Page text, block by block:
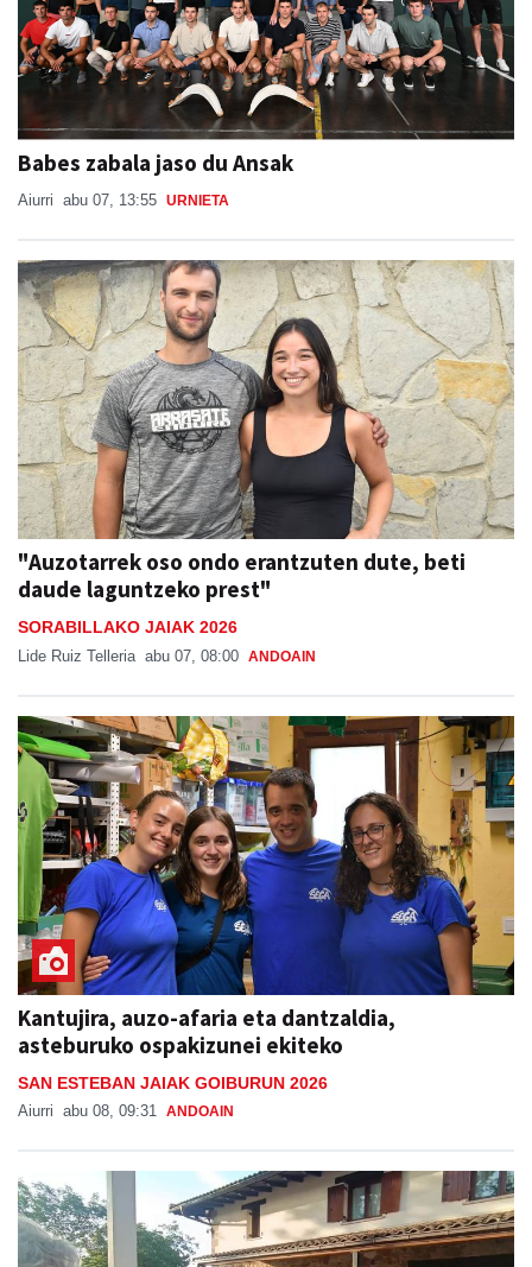
Babes zabala jaso du Ansak
Aiurri abu 07, 13:55 URNIETA
"Auzotarrek oso ondo erantzuten dute, beti
daude laguntzeko prest"
SORABILLAKO JAIAK 2026
Lide Ruiz Telleria abu 07, 08:00 ANDOAIN
Kantujira, auzo-afaria eta dantzaldia,
asteburuko ospakizunei ekiteko
SAN ESTEBAN JAIAK GOIBURUN 2026
Aiurri abu 08, 09:31 ANDOAIN